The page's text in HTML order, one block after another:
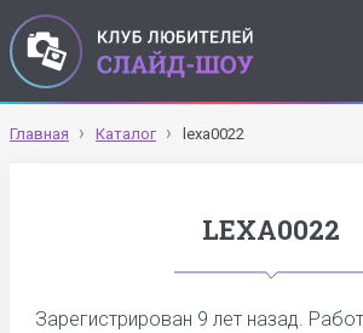
Главная Каталог lexa0022
LEXA0022
Зарегистрирован 9 лет назад.